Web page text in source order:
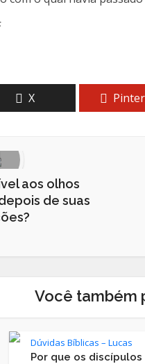
X
aos olhos
de suas
Você também
Dúvidas Bíblicas – Lucas
Por que os